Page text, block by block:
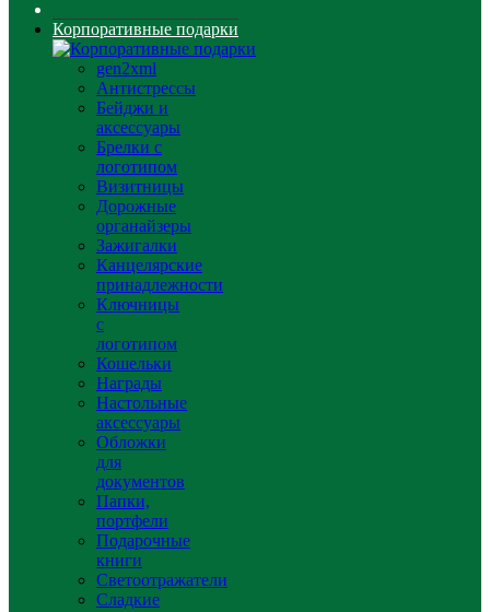
Корпоративные подарки
gen2xml
Антистрессы
Бейджи и
аксессуары
Брелки с
логотипом
Визитницы
Дорожные
органайзеры
Зажигалки
Канцелярские
принадлежности
Ключницы
с
логотипом
Кошельки
Награды
Настольные
аксессуары
Обложки
для
документов
Папки,
портфели
Подарочные
книги
Светоотражатели
Сладкие